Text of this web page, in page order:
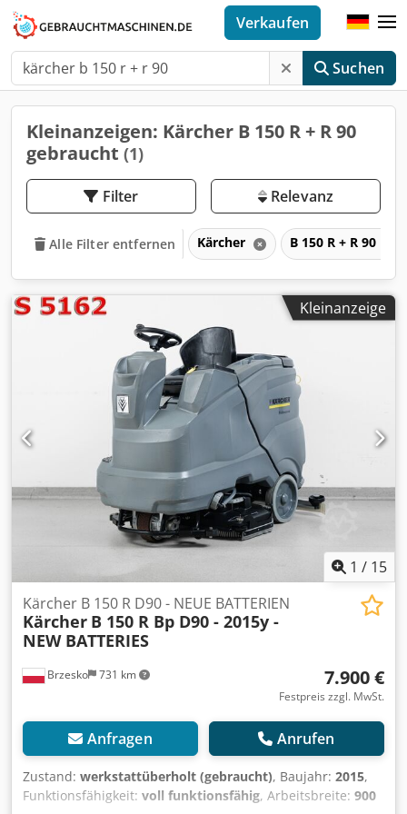
Suchen
Verkaufen
Kleinanzeigen: Kärcher B 150 R + R 90
gebraucht (1)
Filter Relevanz
Alle Filter entfernen Kärcher B 150 R + R 90
Kleinanzeige
1 / 15
Brzesko 731 km
Kärcher B 150 R D90 - NEUE BATTERIEN
Kärcher B 150 R Bp D90 - 2015y -
NEW BATTERIES
7.900 €
Festpreis zzgl. MwSt.
Anfragen Anrufen
Zustand: werkstattüberholt (gebraucht), Baujahr: 2015,
Funktionsfähigkeit: voll funktionsfähig, Arbeitsbreite: 900